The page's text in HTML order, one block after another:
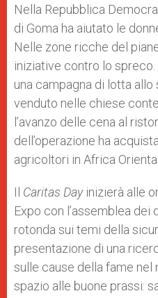
Nella Repubblica
di Goma ha aiutato le
Nelle zone ricche del
iniziative contro lo spreco.
una campagna di lotta allo
venduto nelle chiese
l’avanzo delle cena al
dell’operazione ha
agricoltori in Africa
Il Caritas Dayinizierà alle
Expo con l’assemblea dei
rotonda sui temi della
presentazione di una
sulle cause della fame nel
spazio alle buone prassi: